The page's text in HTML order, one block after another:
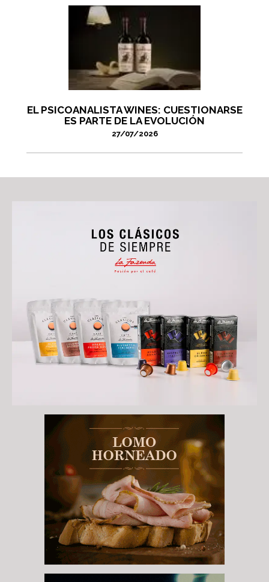
EL PSICOANALISTA WINES: CUESTIONARSE
ES PARTE DE LA EVOLUCIÓN
27/07/2026